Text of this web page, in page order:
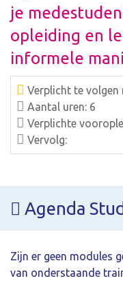
je
opleiding en
informele
Verplicht te volgen
Aantal uren: 6
Verplichte
Vervolg:
Agenda
Zijn er geen modules
van onderstaande